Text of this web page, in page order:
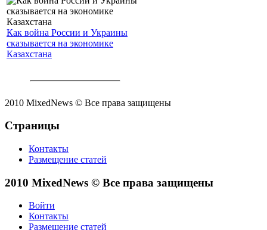
Как война России и Украины
сказывается на экономике
Казахстана
2010 MixedNews © Все права защищены
Страницы
Контакты
Размещение статей
2010 MixedNews © Все права защищены
Войти
Контакты
Размещение статей